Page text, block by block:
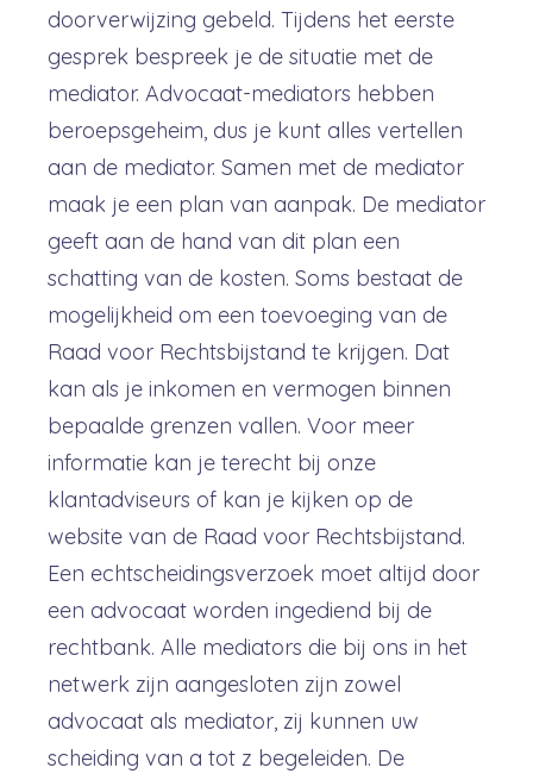
doorverwijzing gebeld. Tijdens het eerste
gesprek bespreek je de situatie met de
mediator. Advocaat-mediators hebben
beroepsgeheim, dus je kunt alles vertellen
aan de mediator. Samen met de mediator
maak je een plan van aanpak. De mediator
geeft aan de hand van dit plan een
schatting van de kosten. Soms bestaat de
mogelijkheid om een toevoeging van de
Raad voor Rechtsbijstand te krijgen. Dat
kan als je inkomen en vermogen binnen
bepaalde grenzen vallen. Voor meer
informatie kan je terecht bij onze
klantadviseurs of kan je kijken op de
website van de Raad voor Rechtsbijstand.
Een echtscheidingsverzoek moet altijd door
een advocaat worden ingediend bij de
rechtbank. Alle mediators die bij ons in het
netwerk zijn aangesloten zijn zowel
advocaat als mediator, zij kunnen uw
scheiding van a tot z begeleiden. De